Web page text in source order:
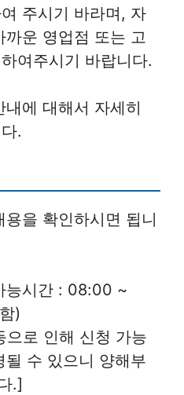
주시기 바라며, 자
까운 영업점 또는 고
여주시기 바랍니다.
에 대해서 자세히
.
을 확인하시면 됩니
능시간 : 08:00 ~
)
으로 인해 신청 가능
될 수 있으니 양해부
.]